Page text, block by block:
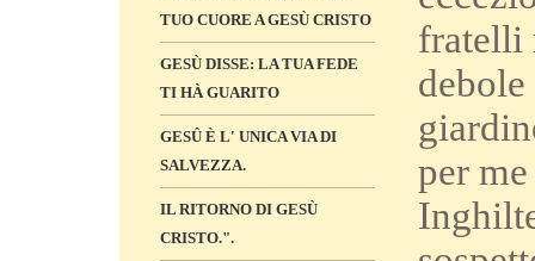
TUO CUORE A GESÙ CRISTO
GESÙ DISSE: LA TUA FEDE
TI HÀ GUARITO
GESÛ È L' UNICA VIA DI
SALVEZZA.
IL RITORNO DI GESÙ
CRISTO.".
fratelli
per